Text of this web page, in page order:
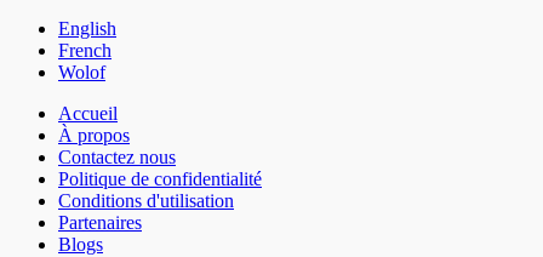
English
French
Wolof
Accueil
À propos
Contactez nous
Politique de confidentialité
Conditions d'utilisation
Partenaires
Blogs